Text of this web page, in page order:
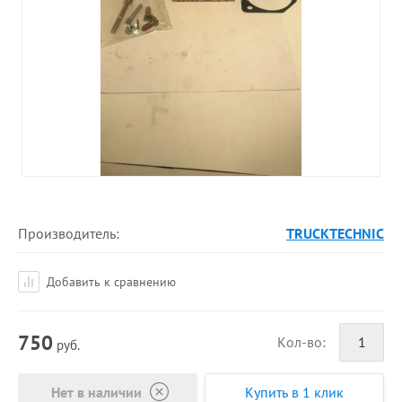
Производитель: TRUCKTECHNIC
Добавить к сравнению
750 руб. Кол-во:
Нет в наличии Купить в 1 клик